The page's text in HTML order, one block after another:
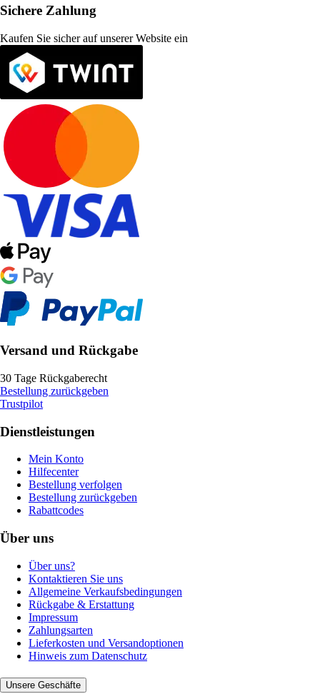
Sichere Zahlung
Kaufen Sie sicher auf unserer Website ein
Versand und Rückgabe
30 Tage Rückgaberecht
Bestellung zurückgeben
Trustpilot
Dienstleistungen
Mein Konto
Hilfecenter
Bestellung verfolgen
Bestellung zurückgeben
Rabattcodes
Über uns
Über uns?
Kontaktieren Sie uns
Allgemeine Verkaufsbedingungen
Rückgabe & Erstattung
Impressum
Zahlungsarten
Lieferkosten und Versandoptionen
Hinweis zum Datenschutz
Unsere Geschäfte